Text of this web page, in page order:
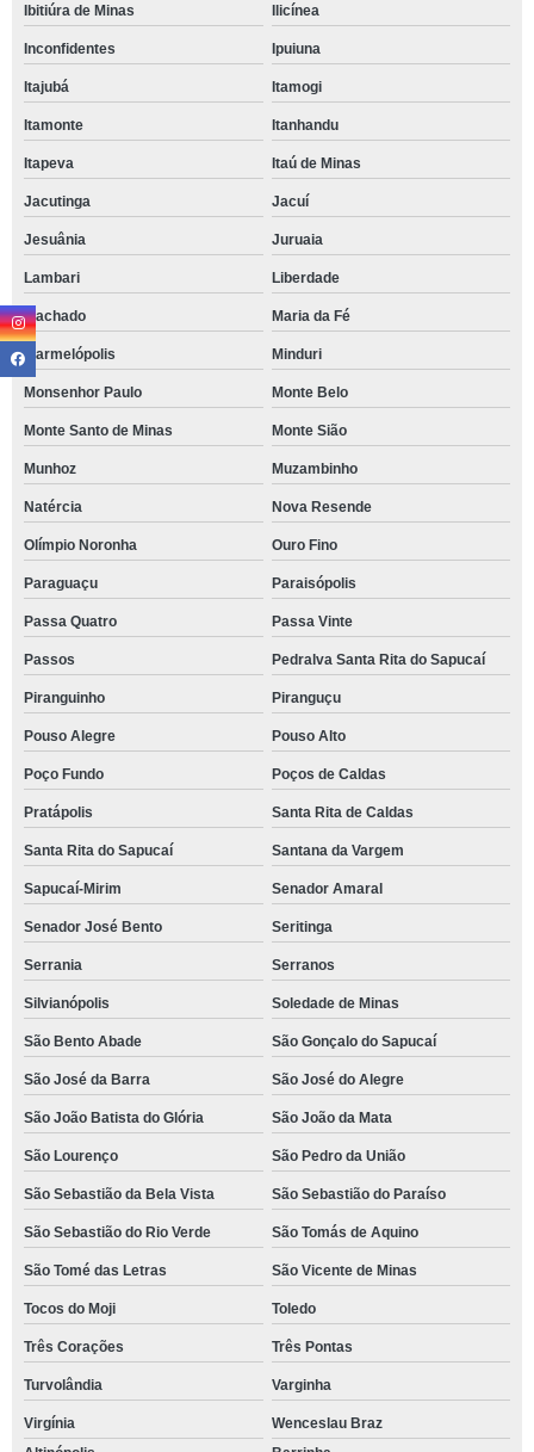
Ibitiúra de Minas Ilicínea
Inconfidentes Ipuiuna
Itajubá Itamogi
Itamonte Itanhandu
Itapeva Itaú de Minas
Jacutinga Jacuí
Jesuânia Juruaia
Lambari Liberdade
Machado Maria da Fé
Marmelópolis Minduri
Monsenhor Paulo Monte Belo
Monte Santo de Minas Monte Sião
Munhoz Muzambinho
Natércia Nova Resende
Olímpio Noronha Ouro Fino
Paraguaçu Paraisópolis
Passa Quatro Passa Vinte
Passos Pedralva Santa Rita do Sapucaí
Piranguinho Piranguçu
Pouso Alegre Pouso Alto
Poço Fundo Poços de Caldas
Pratápolis Santa Rita de Caldas
Santa Rita do Sapucaí Santana da Vargem
Sapucaí-Mirim Senador Amaral
Senador José Bento Seritinga
Serrania Serranos
Silvianópolis Soledade de Minas
São Bento Abade São Gonçalo do Sapucaí
São José da Barra São José do Alegre
São João Batista do Glória São João da Mata
São Lourenço São Pedro da União
São Sebastião da Bela Vista São Sebastião do Paraíso
São Sebastião do Rio Verde São Tomás de Aquino
São Tomé das Letras São Vicente de Minas
Tocos do Moji Toledo
Três Corações Três Pontas
Turvolândia Varginha
Virgínia
Wenceslau Braz